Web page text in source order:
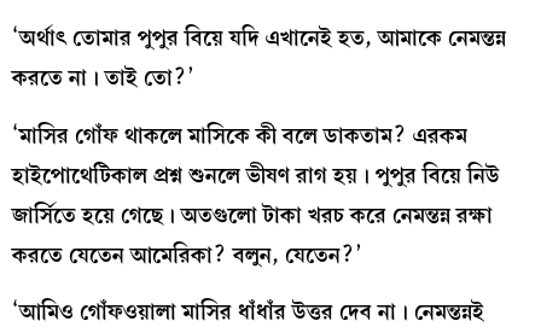
‘অর্থাৎ তোমার পুপুর বিয়ে যদি এখানেই হত, আমাকে নেমন্তন্ন
করতে না। তাই তো?’
‘মাসির গোঁফ থাকলে মাসিকে কী বলে ডাকতাম? এরকম
হাইপোথেটিকাল প্রশ্ন শুনলে ভীষণ রাগ হয়। পুপুর বিয়ে নিউ
জার্সিতে হয়ে গেছে। অতগুলো টাকা খরচ করে নেমন্তন্ন রক্ষা
করতে যেতেন আমেরিকা? বলুন, যেতেন?’
‘আমিও গোঁফওয়ালা মাসির ধাঁধাঁর উত্তর দেব না। নেমন্তন্নই